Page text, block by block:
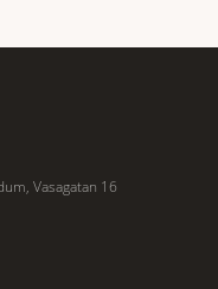
Vasagatan 16